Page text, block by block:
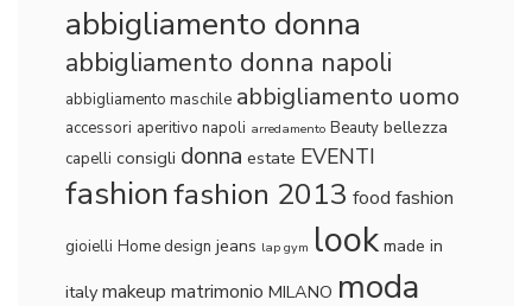
abbigliamento donna
abbigliamento donna napoli
abbigliamento maschile abbigliamento uomo
accessori aperitivo napoli arredamento Beauty bellezza
capelli consigli donna estate EVENTI
fashionfashion 2013 food fashion
gioielli Home design jeans lap gym look made in
italy makeup matrimonio MILANO moda